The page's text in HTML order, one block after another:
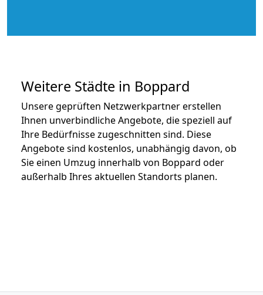
Weitere Städte in Boppard
Unsere geprüften Netzwerkpartner erstellen
Ihnen unverbindliche Angebote, die speziell auf
Ihre Bedürfnisse zugeschnitten sind. Diese
Angebote sind kostenlos, unabhängig davon, ob
Sie einen Umzug innerhalb von Boppard oder
außerhalb Ihres aktuellen Standorts planen.